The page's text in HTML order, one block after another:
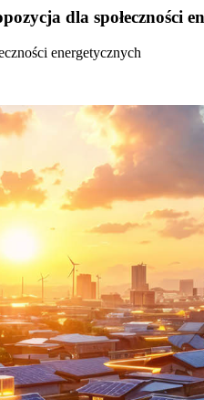
dla społeczności
energetycznych